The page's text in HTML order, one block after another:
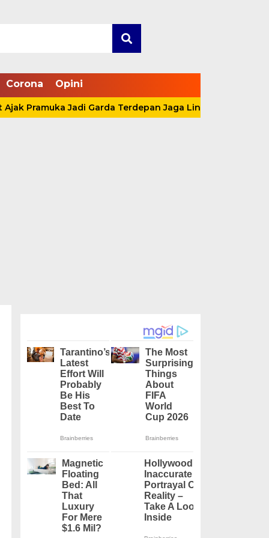
Corona Opini
Jadi Garda Terdepan Jaga Lingkungan Lewat Aksi